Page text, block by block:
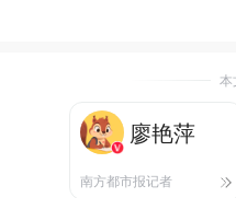
本
廖艳萍
南方都市报记者